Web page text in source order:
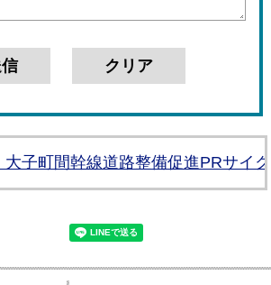
大子町間幹線道路整備促進PRサイ